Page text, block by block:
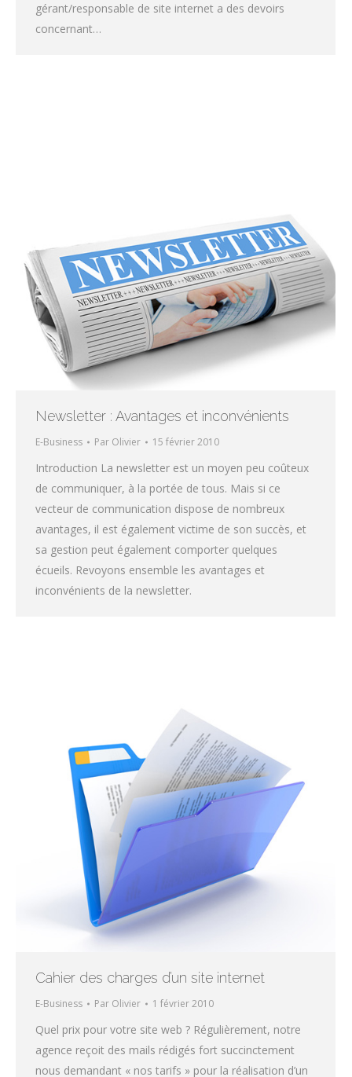
gérant/responsable de site internet a des devoirs
concernant…
Newsletter : Avantages et inconvénients
E-Business Par Olivier 15 février 2010
Introduction La newsletter est un moyen peu coûteux
de communiquer, à la portée de tous. Mais si ce
vecteur de communication dispose de nombreux
avantages, il est également victime de son succès, et
sa gestion peut également comporter quelques
écueils. Revoyons ensemble les avantages et
inconvénients de la newsletter.
Cahier des charges d’un site internet
E-Business Par Olivier 1 février 2010
Quel prix pour votre site web ? Régulièrement, notre
agence reçoit des mails rédigés fort succinctement
nous demandant « nos tarifs » pour la réalisation d’un